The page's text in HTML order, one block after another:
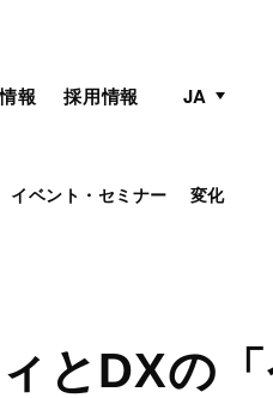
報 採用情報 active
JA
イベント・セミナー 変化
とDXの